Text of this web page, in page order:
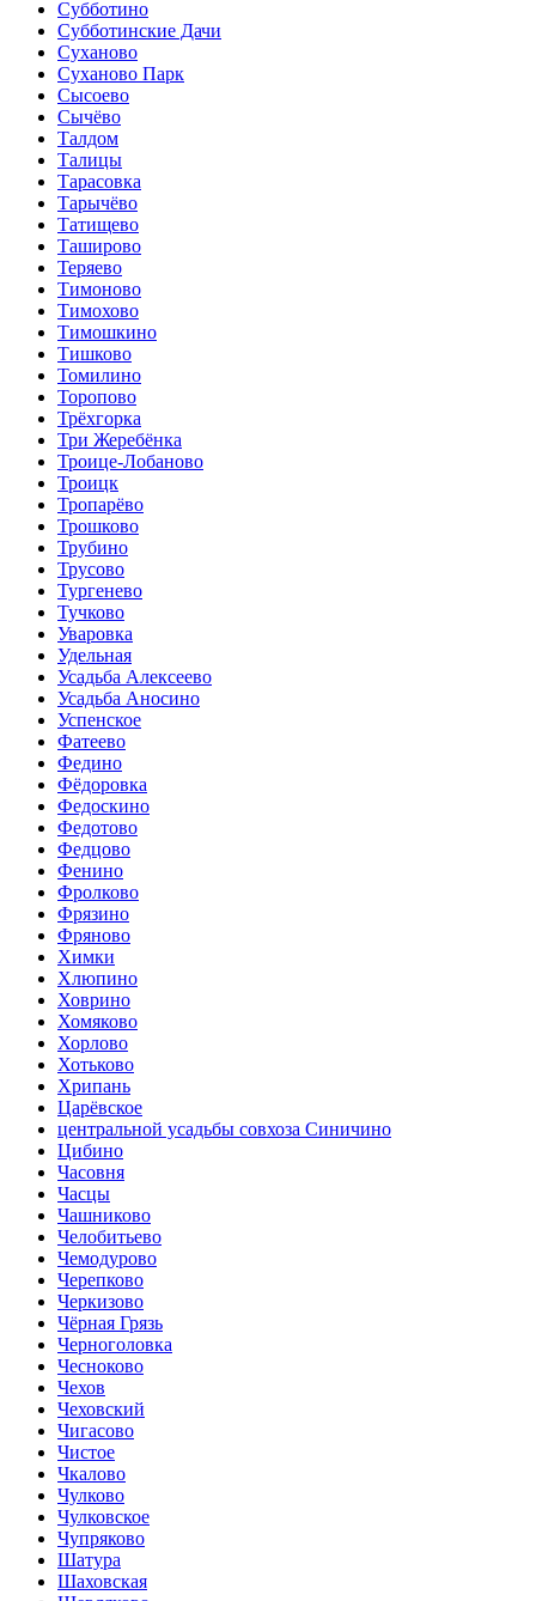
Субботино
Субботинские Дачи
Суханово
Суханово Парк
Сысоево
Сычёво
Талдом
Талицы
Тарасовка
Тарычёво
Татищево
Таширово
Теряево
Тимоново
Тимохово
Тимошкино
Тишково
Томилино
Торопово
Трёхгорка
Три Жеребёнка
Троице-Лобаново
Троицк
Тропарёво
Трошково
Трубино
Трусово
Тургенево
Тучково
Уваровка
Удельная
Усадьба Алексеево
Усадьба Аносино
Успенское
Фатеево
Федино
Фёдоровка
Федоскино
Федотово
Федцово
Фенино
Фролково
Фрязино
Фряново
Химки
Хлюпино
Ховрино
Хомяково
Хорлово
Хотьково
Хрипань
Царёвское
центральной усадьбы совхоза Синичино
Цибино
Часовня
Часцы
Чашниково
Челобитьево
Чемодурово
Черепково
Черкизово
Чёрная Грязь
Черноголовка
Чесноково
Чехов
Чеховский
Чигасово
Чистое
Чкалово
Чулково
Чулковское
Чупряково
Шатура
Шаховская